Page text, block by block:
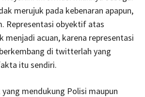
merujuk pada kebenaran apapun,
Representasi obyektif atas
acuan, karena representasi
di twitterlah yang
itu sendiri.
mendukung Polisi maupun